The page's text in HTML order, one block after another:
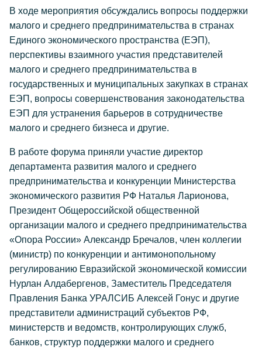
В ходе мероприятия обсуждались вопросы поддержки
малого и среднего предпринимательства в странах
Единого экономического пространства (ЕЭП),
перспективы взаимного участия представителей
малого и среднего предпринимательства в
государственных и муниципальных закупках в странах
ЕЭП, вопросы совершенствования законодательства
ЕЭП для устранения барьеров в сотрудничестве
малого и среднего бизнеса и другие.
В работе форума приняли участие директор
департамента развития малого и среднего
предпринимательства и конкуренции Министерства
экономического развития РФ Наталья Ларионова,
Президент Общероссийской общественной
организации малого и среднего предпринимательства
«Опора России» Александр Бречалов, член коллегии
(министр) по конкуренции и антимонопольному
регулированию Евразийской экономической комиссии
Нурлан Алдабергенов, Заместитель Председателя
Правления Банка УРАЛСИБ Алексей Гонус и другие
представители администраций субъектов РФ,
министерств и ведомств, контролирующих служб,
банков, структур поддержки малого и среднего